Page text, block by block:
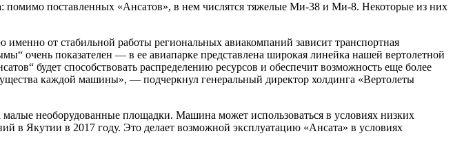
помимо поставленных «Ансатов», в нем числятся тяжелые Ми-38 и Ми-8. Некоторые из них
от стабильной работы региональных авиакомпаний зависит транспортная
очень показателен — в ее авиапарке представлена широкая линейка нашей вертолетной
будет способствовать распределению ресурсов и обеспечит возможность еще более
каждой машины», — подчеркнул генеральный директор холдинга «Вертолеты
малые необорудованные площадки. Машина может использоваться в условиях низких
в Якутии в 2017 году. Это делает возможной эксплуатацию «Ансата» в условиях